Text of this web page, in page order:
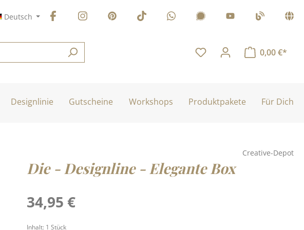
Deutsch
0,00 €*
Designlinie Gutscheine Workshops Produktpakete Für Dich
Creative-Depot
Die - Designline - Elegante Box
Regulärer Preis:
34,95 €
Inhalt: 1 Stück